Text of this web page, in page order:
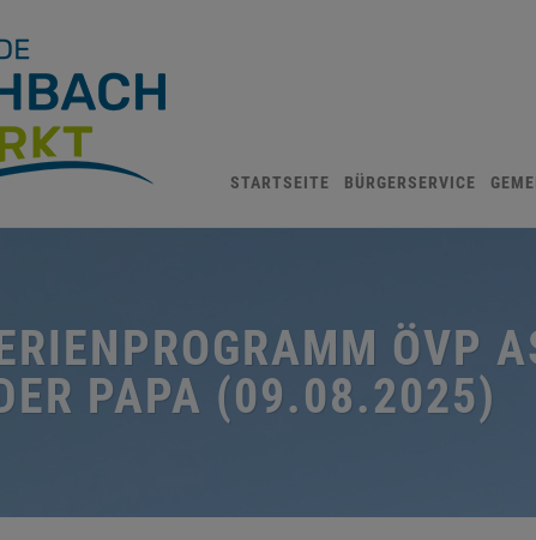
STARTSEITE BÜRGERSERVICE
ÖVP
PAPA (09.08.2025)